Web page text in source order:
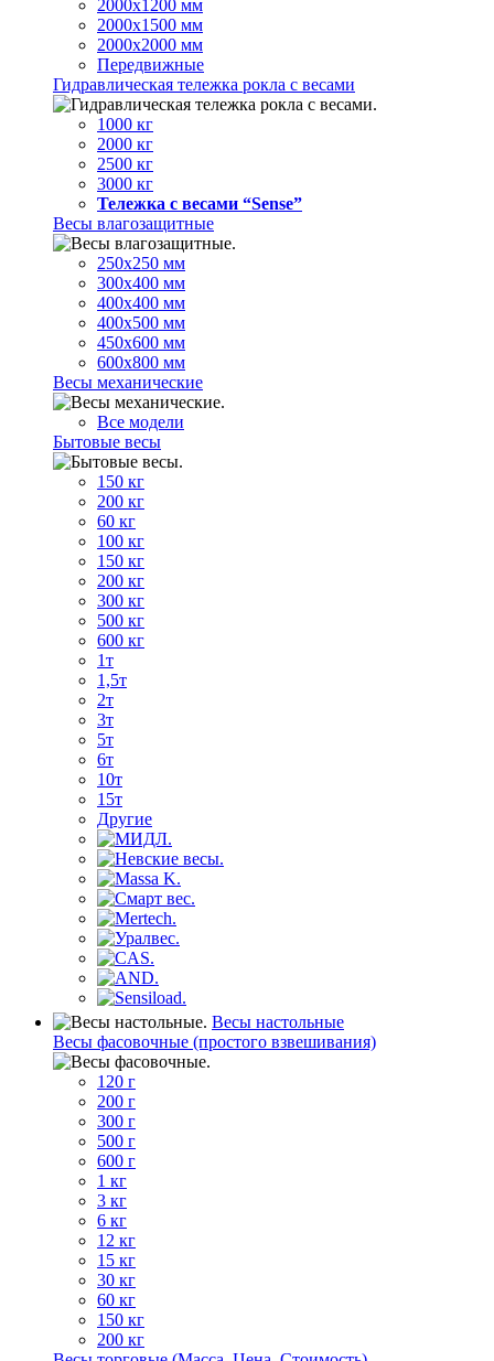
2000х1200 мм
2000х1500 мм
2000х2000 мм
Передвижные
Гидравлическая тележка рокла с весами
1000 кг
2000 кг
2500 кг
3000 кг
Тележка с весами “Sense”
Весы влагозащитные
250х250 мм
300х400 мм
400х400 мм
400х500 мм
450х600 мм
600х800 мм
Весы механические
Все модели
Бытовые весы
150 кг
200 кг
60 кг
100 кг
150 кг
200 кг
300 кг
500 кг
600 кг
1т
1,5т
2т
3т
5т
6т
10т
15т
Другие
Весы настольные
Весы фасовочные (простого взвешивания)
120 г
200 г
300 г
500 г
600 г
1 кг
3 кг
6 кг
12 кг
15 кг
30 кг
60 кг
150 кг
200 кг